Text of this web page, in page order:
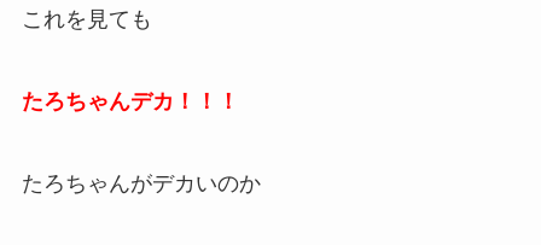
これを見ても
たろちゃんデカ！！！
たろちゃんがデカいのか